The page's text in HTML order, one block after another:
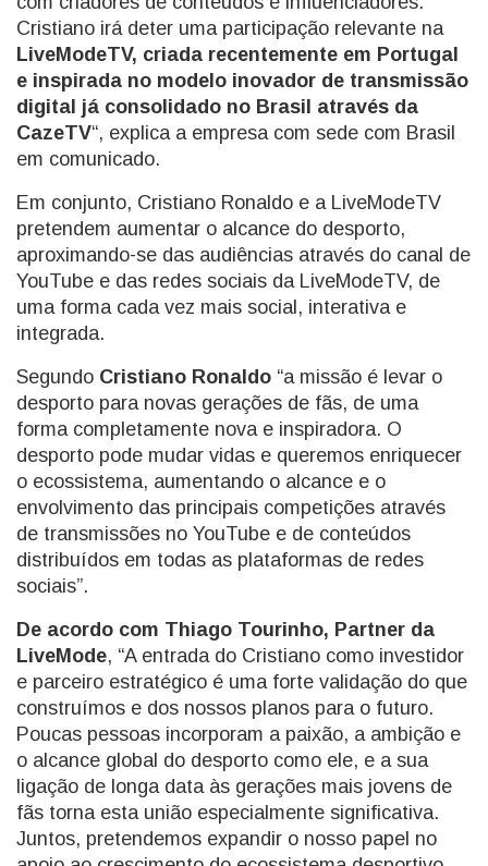
Cristiano irá deter uma participação relevante na
LiveModeTV, criada recentemente em Portugal
e inspirada no modelo inovador de transmissão
digital já consolidado no Brasil através da
CazeTV“, explica a empresa com sede com Brasil
em comunicado.
Em conjunto, Cristiano Ronaldo e a LiveModeTV
pretendem aumentar o alcance do desporto,
aproximando-se das audiências através do canal de
YouTube e das redes sociais da LiveModeTV, de
uma forma cada vez mais social, interativa e
integrada.
Segundo Cristiano Ronaldo “a missão é levar o
desporto para novas gerações de fãs, de uma
forma completamente nova e inspiradora. O
desporto pode mudar vidas e queremos enriquecer
o ecossistema, aumentando o alcance e o
envolvimento das principais competições através
de transmissões no YouTube e de conteúdos
distribuídos em todas as plataformas de redes
sociais”.
De acordo com Thiago Tourinho, Partner da
LiveMode, “A entrada do Cristiano como investidor
e parceiro estratégico é uma forte validação do que
construímos e dos nossos planos para o futuro.
Poucas pessoas incorporam a paixão, a ambição e
o alcance global do desporto como ele, e a sua
ligação de longa data às gerações mais jovens de
fãs torna esta união especialmente significativa.
Juntos, pretendemos expandir o nosso papel no